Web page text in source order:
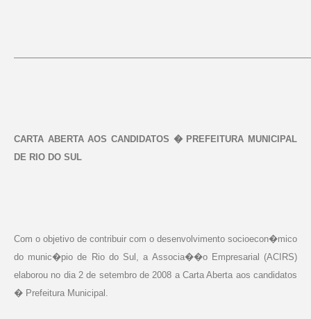
CARTA ABERTA AOS CANDIDATOS � PREFEITURA MUNICIPAL
DE RIO DO SUL
Com o objetivo de contribuir com o desenvolvimento socioecon�mico
do munic�pio de Rio do Sul, a Associa��o Empresarial (ACIRS)
elaborou no dia 2 de setembro de2008 aCarta Aberta aos candidatos
� Prefeitura Municipal.